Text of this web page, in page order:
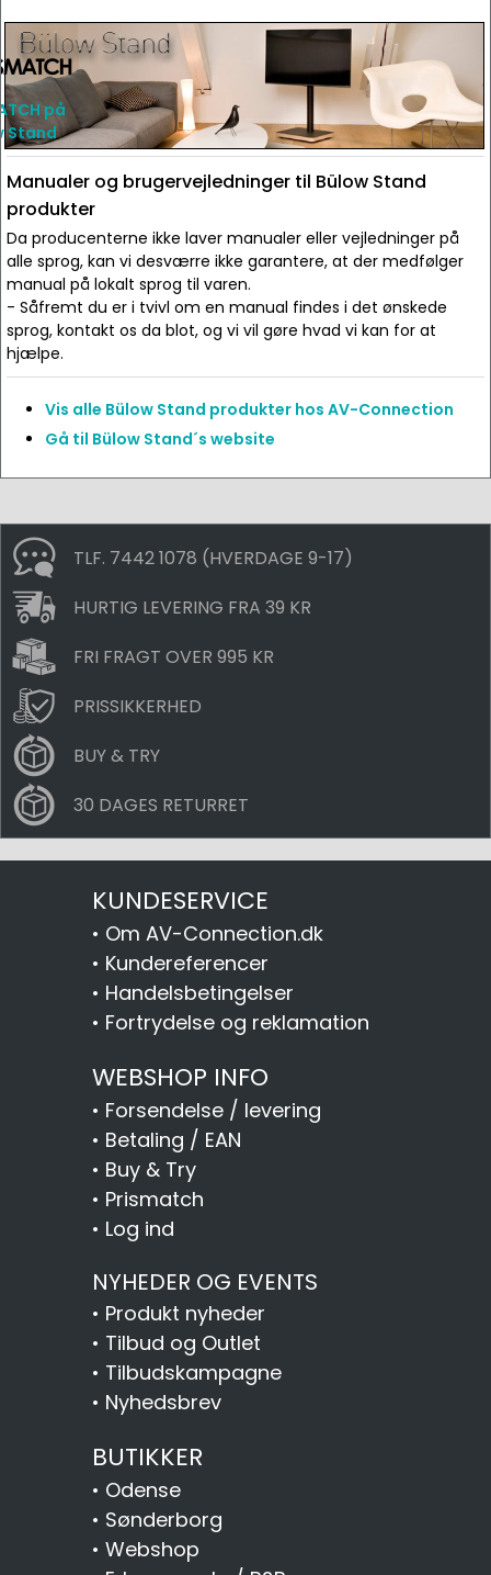
på
Stand
Manualer og brugervejledninger til Bülow Stand
produkter
Da producenterne ikke laver manualer eller vejledninger på
alle sprog, kan vi desværre ikke garantere, at der medfølger
manual på lokalt sprog til varen.
- Såfremt du er i tvivl om en manual findes i det ønskede
sprog, kontakt os da blot, og vi vil gøre hvad vi kan for at
hjælpe.
Vis alle Bülow Stand produkter hos AV-Connection
Gå til Bülow Stand´s website
TLF. 7442 1078 (HVERDAGE 9-17)
HURTIG LEVERING FRA 39 KR
FRI FRAGT OVER 995 KR
PRISSIKKERHED
BUY & TRY
30 DAGES RETURRET
KUNDESERVICE
• Om AV-Connection.dk
• Kundereferencer
• Handelsbetingelser
• Fortrydelse og reklamation
WEBSHOP INFO
• Forsendelse / levering
• Betaling / EAN
• Buy & Try
• Prismatch
• Log ind
NYHEDER OG EVENTS
• Produkt nyheder
• Tilbud og Outlet
• Tilbudskampagne
• Nyhedsbrev
BUTIKKER
• Odense
• Sønderborg
• Webshop